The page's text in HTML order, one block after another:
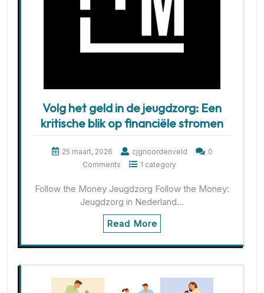
Volg het geld in de jeugdzorg: Een
kritische blik op financiële stromen
25 maart, 2026 cjgnoordenveld
0
Comments
1 category
Follow the Money Jeugdzorg Follow the Money:
Jeugdzorg in Nederland…
Read More